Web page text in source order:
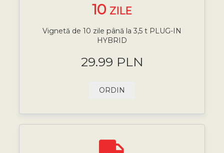
10 ZILE
Vignetă de 10 zile până la 3,5 t PLUG-IN
HYBRID
29.99 PLN
ORDIN